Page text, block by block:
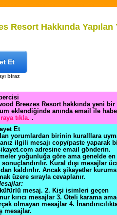
Resort Hakkında Yapılan
Et
biraz
Breezes Resort hakkında yeni bir
eklendiğinde anında email ile
tıkla. .
Et
yorumlardan birinin kuralllara
ilgili mesajı copy/paste yaparak
adresine email gönderin.
yoğunluğa göre ama genelde
Kural dışı mesajlar
kaldırılır. Ancak şikayetler
üzere sırayla cevaplanır.
mesaj. 2. Kişi isimleri geçen
kırıcı mesajlar 3. Oteli karama
olmayan mesajlar 4.
mesajlar.